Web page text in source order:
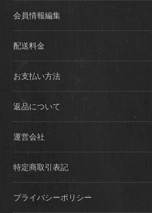
会員情報編集
配送料金
お支払い方法
返品について
運営会社
特定商取引表記
プライバシーポリシー